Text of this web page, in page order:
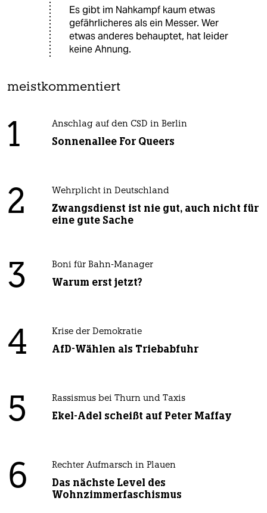
Es gibt im Nahkampf kaum etwas
gefährlicheres als ein Messer. Wer
etwas anderes behauptet, hat leider
keine Ahnung.
meistkommentiert
1 Anschlag auf den CSD in Berlin
Sonnenallee For Queers
2 Wehrplicht in Deutschland
Zwangsdienst ist nie gut, auch nicht für
eine gute Sache
3 Boni für Bahn-Manager
Warum erst jetzt?
4 Krise der Demokratie
AfD-Wählen als Triebabfuhr
5 Rassismus bei Thurn und Taxis
Ekel-Adel scheißt auf Peter Maffay
6 Rechter Aufmarsch in Plauen
Das nächste Level des
Wohnzimmerfaschismus